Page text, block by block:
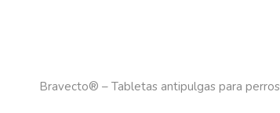
Bravecto® – Tabletas antipulgas para perros